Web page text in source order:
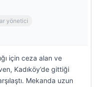
yönetici
için ceza alan ve
Kadıköy’de gittiği
Mekanda uzun